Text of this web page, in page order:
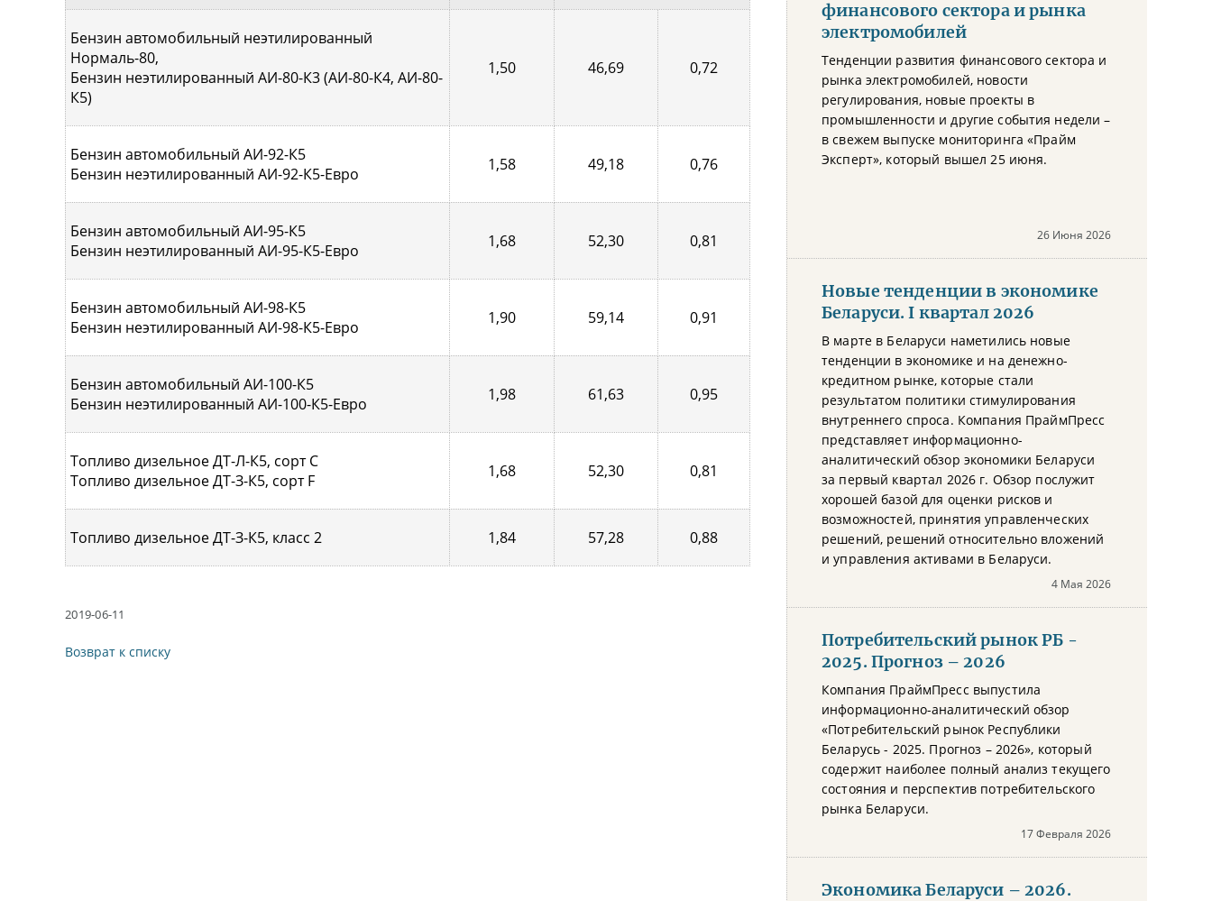
Бензин автомобильный неэтилированный
Нормаль-80,
Бензин неэтилированный АИ-80-К3 (АИ-80-К4, АИ-80-
К5)
1,50 46,69 0,72
Бензин автомобильный АИ-92-К5
Бензин неэтилированный АИ-92-К5-Евро
1,58 49,18 0,76
Бензин автомобильный АИ-95-К5
Бензин неэтилированный АИ-95-К5-Евро
1,68 52,30 0,81
Бензин автомобильный АИ-98-К5
Бензин неэтилированный АИ-98-К5-Евро
1,90 59,14 0,91
Бензин автомобильный АИ-100-К5
Бензин неэтилированный АИ-100-К5-Евро
1,98 61,63 0,95
Топливо дизельное ДТ-Л-К5, сорт С
Топливо дизельное ДТ-З-К5, сорт F
1,68 52,30 0,81
Топливо дизельное ДТ-З-К5, класс 2 1,84 57,28 0,88
2019-06-11
Возврат к списку
финансового сектора и рынка
электромобилей
Тенденции развития финансового сектора и
рынка электромобилей, новости
регулирования, новые проекты в
промышленности и другие события недели –
в свежем выпуске мониторинга «Прайм
Эксперт», который вышел 25 июня.
26 Июня 2026
Новые тенденции в экономике
Беларуси. I квартал 2026
В марте в Беларуси наметились новые
тенденции в экономике и на денежно-
кредитном рынке, которые стали
результатом политики стимулирования
внутреннего спроса. Компания ПраймПресс
представляет информационно-
аналитический обзор экономики Беларуси
за первый квартал 2026 г. Обзор послужит
хорошей базой для оценки рисков и
возможностей, принятия управленческих
решений, решений относительно вложений
и управления активами в Беларуси.
4 Мая 2026
Потребительский рынок РБ -
2025. Прогноз – 2026
Компания ПраймПресс выпустила
информационно-аналитический обзор
«Потребительский рынок Республики
Беларусь - 2025. Прогноз – 2026», который
содержит наиболее полный анализ текущего
состояния и перспектив потребительского
рынка Беларуси.
17 Февраля 2026
Экономика Беларуси – 2026.